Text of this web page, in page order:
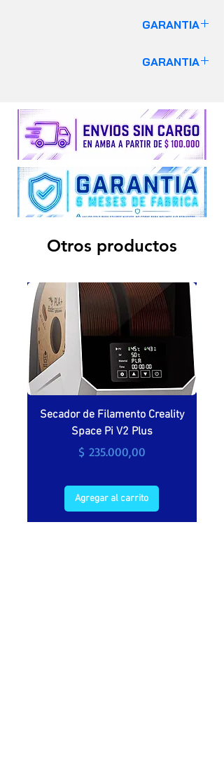
GARANTIA
Insumos y Repuestos no cuentan con
garantía alguna.
GARANTIA
VALIDO SOLO PARA EQUIPOS
Insumos y Repuestos no cuentan con
garantía alguna.
Otros productos
Secador de Filamento Creality
Space Pi V2 Plus
Precio
$ 235.000,00
Agregar al carrito